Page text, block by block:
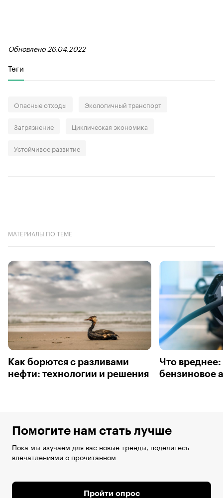
Обновлено 26.04.2022
Теги
Опасные отходы Экологичный транспорт
Загрязнение Циклическая экономика
Устойчивое развитие
МАТЕРИАЛЫ ПО ТЕМЕ
Как борются с разливами
нефти: технологии и решения
Что
бензиновое
Помогите нам стать лучше
Пока мы изучаем для вас новые тренды, поделитесь
впечатлениями о прочитанном
Пройти опрос